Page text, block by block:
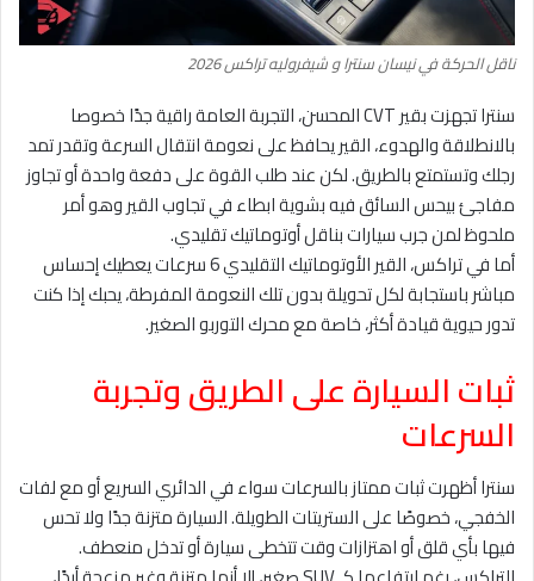
ناقل الحركة في نيسان سنترا و شيفروليه تراكس 2026
سنترا تجهزت بقير CVT المحسن، التجربة العامة راقية جدًا خصوصا
بالانطلاقة والهدوء، القير يحافظ على نعومة انتقال السرعة وتقدر تمد
رجلك وتستمتع بالطريق. لكن عند طلب القوة على دفعة واحدة أو تجاوز
مفاجئ بيحس السائق فيه بشوية ابطاء في تجاوب القير وهو أمر
ملحوظ لمن جرب سيارات بناقل أوتوماتيك تقليدي.
أما في تراكس، القير الأوتوماتيك التقليدي 6 سرعات يعطيك إحساس
مباشر باستجابة لكل تحويلة بدون تلك النعومة المفرطة، يحبك إذا كنت
تدور حيوية قيادة أكثر، خاصة مع محرك التوربو الصغير.
ثبات السيارة على الطريق وتجربة
السرعات
سنترا أظهرت ثبات ممتاز بالسرعات سواء في الدائري السريع أو مع لفات
الخفجي، خصوصًا على الستريتات الطويلة. السيارة متزنة جدًا ولا تحس
فيها بأي قلق أو اهتزازات وقت تتخطى سيارة أو تدخل منعطف.